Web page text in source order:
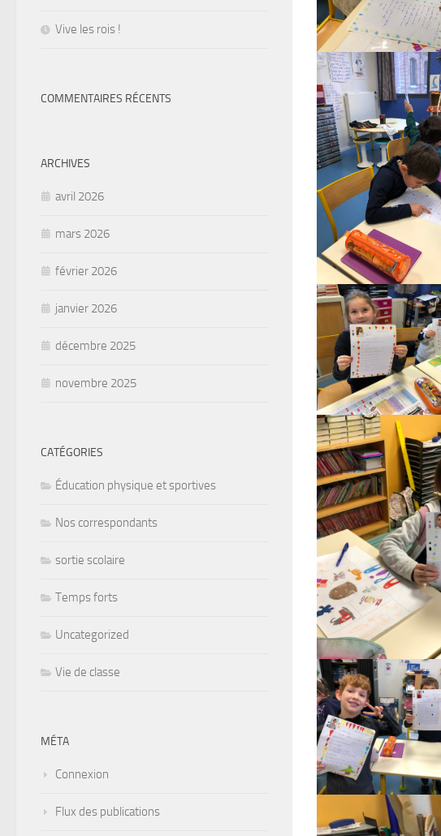
Vive les rois !
COMMENTAIRES RÉCENTS
ARCHIVES
avril 2026
mars 2026
février 2026
janvier 2026
décembre 2025
novembre 2025
CATÉGORIES
Éducation physique et sportives
Nos correspondants
sortie scolaire
Temps forts
Uncategorized
Vie de classe
MÉTA
Connexion
Flux des publications